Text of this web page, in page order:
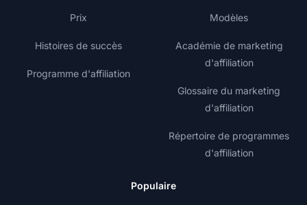
Prix
Histoires de succès
Programme d'affiliation
Modèles
Académie de marketing
d'affiliation
Glossaire du marketing
d'affiliation
Répertoire de programmes
d'affiliation
Populaire